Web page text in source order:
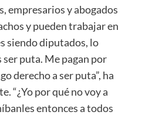
empresarios y abogados
y pueden trabajar en
siendo diputados, lo
puta. Me pagan por
derecho a ser puta”, ha
“¿Yo por qué no voy a
entonces a todos